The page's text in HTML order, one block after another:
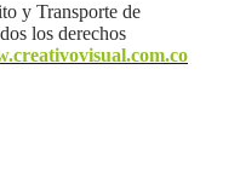
y Transporte de
los derechos